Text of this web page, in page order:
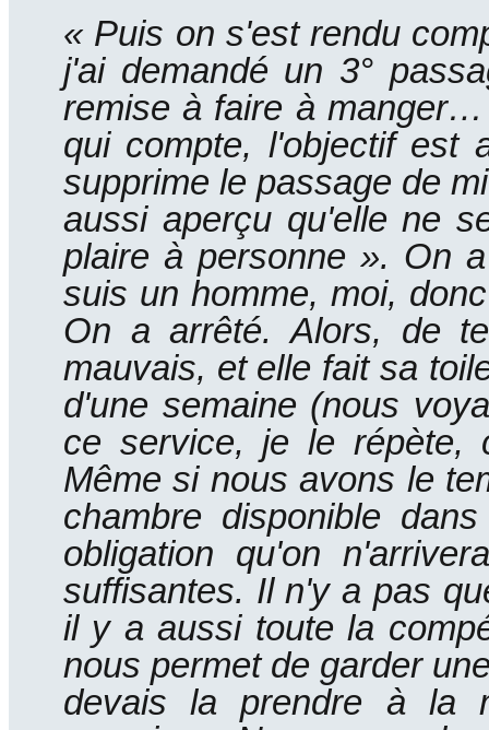
« Puis on s'est rendu
j'ai demandé un 3°
remise à faire à manger…
qui compte, l'objectif est
supprime le passage de
aussi aperçu qu'elle ne
plaire à personne ». On
suis un homme, moi,
On a arrêté. Alors, de
mauvais, et elle fait sa
d'une semaine (nous
ce service, je le répète,
Même si nous avons le
chambre disponible
obligation qu'on
suffisantes. Il n'y a pas
il y a aussi toute la
nous permet de garder
devais la prendre à la